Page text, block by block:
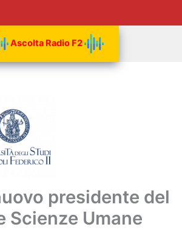
Ascolta Radio F2
presidente del
Scienze Umane